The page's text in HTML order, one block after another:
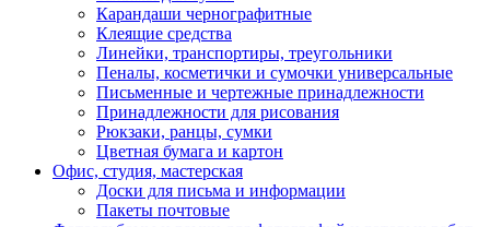
Карандаши чернографитные
Клеящие средства
Линейки, транспортиры, треугольники
Пеналы, косметички и сумочки универсальные
Письменные и чертежные принадлежности
Принадлежности для рисования
Рюкзаки, ранцы, сумки
Цветная бумага и картон
Офис, студия, мастерская
Доски для письма и информации
Пакеты почтовые